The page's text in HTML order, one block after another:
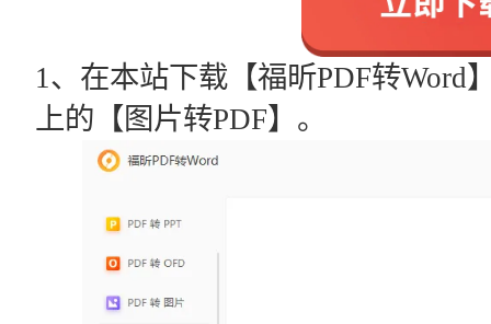
1、在本站下载【福昕PDF转Word
上的【图片转PDF】。